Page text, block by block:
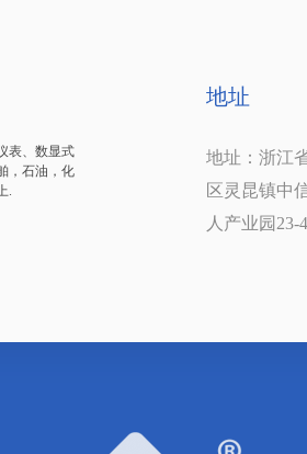
表、数显式
，石油，化
.
地址
地址：浙江
区灵昆镇中
人产业园23-4